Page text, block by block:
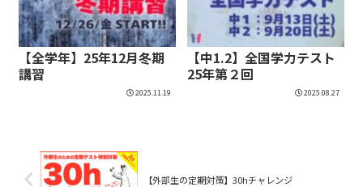
【全学年】25年12月冬期
講習
2025.11.19
【中1.2】全国学力テスト
25年第２回
2025.08.27
【外部生の定期対策】30hチャレンジ